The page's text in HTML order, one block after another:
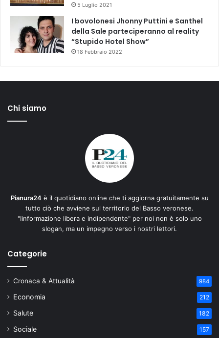
5 Luglio 2021
I bovolonesi Jhonny Puttini e Santhel
della Sale parteciperanno al reality
“Stupido Hotel Show”
18 Febbraio 2022
Chi siamo
Pianura24 è il quotidiano online che ti aggiorna gratuitamente su
tutto ciò che avviene sul territorio del Basso veronese.
"Iinformazione libera e indipendente" per noi non è solo uno
slogan, ma un impegno verso i nostri lettori.
Categorie
Cronaca & Attualità 984
Economia 212
Salute 182
Sociale 157